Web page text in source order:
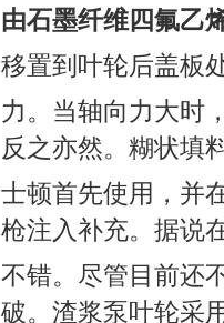
由石墨纤维四氟乙
移置到叶轮后盖板
力。当轴向力大时
反之亦然。糊状填
士顿首先使用，并
枪注入补充。据说
不错。尽管目前还
破。渣浆泵叶轮采